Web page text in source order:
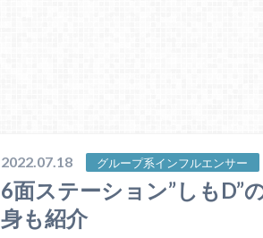
2022.07.18 グループ系インフルエンサー
6面ステーション”しもD”
身も紹介